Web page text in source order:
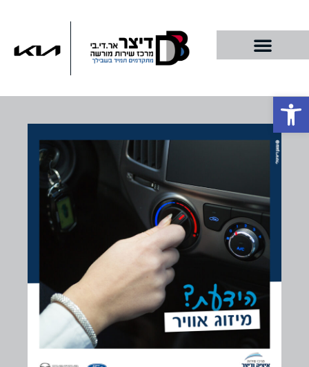
פתח סרגל נגישות